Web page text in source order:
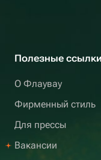
Полезные ссылки
О Флаувау
Фирменный стиль
Для прессы
Вакансии